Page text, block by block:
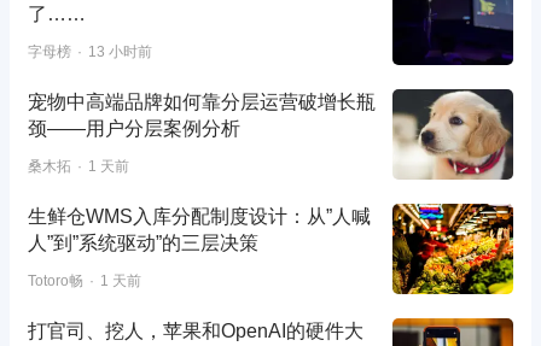
了……
字母榜 13 小时前
宠物中高端品牌如何靠分层运营破增长瓶
颈——用户分层案例分析
桑木拓 1 天前
生鲜仓WMS入库分配制度设计：从”人喊
人”到”系统驱动”的三层决策
Totoro畅 1 天前
打官司、挖人，苹果和OpenAI的硬件大